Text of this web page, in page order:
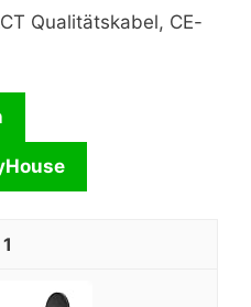
Qualitätskabel, CE-
1